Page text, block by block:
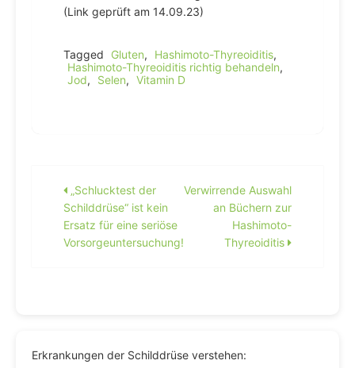
(Link geprüft am 14.09.23)
Tagged Gluten, Hashimoto-Thyreoiditis,
Hashimoto-Thyreoiditis richtig behandeln,
Jod, Selen, Vitamin D
Beitragsnavigation
„Schlucktest der
Schilddrüse“ ist kein
Ersatz für eine seriöse
Vorsorgeuntersuchung!
Verwirrende Auswahl
an Büchern zur
Hashimoto-
Thyreoiditis
Erkrankungen der Schilddrüse verstehen: